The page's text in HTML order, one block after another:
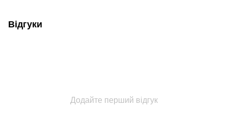
Відгуки
Додайте перший відгук